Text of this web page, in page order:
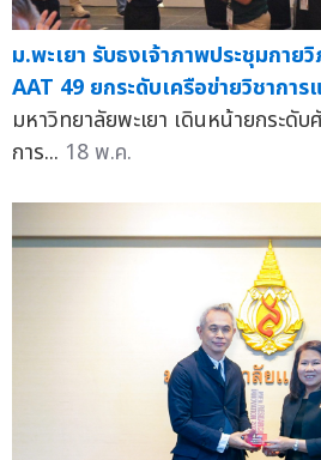
ม.พะเยา รับธงเจ้าภาพประชุมกาย
AAT 49 ยกระดับเครือข่ายวิชากา
มหาวิทยาลัยพะเยา เดินหน้ายกระดั
การ... 18 พ.ค.